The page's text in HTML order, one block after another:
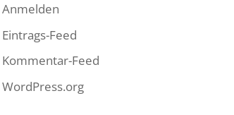
Anmelden
Eintrags-Feed
Kommentar-Feed
WordPress.org